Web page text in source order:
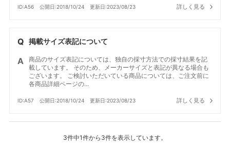
ID:A56 公開日:2018/10/24 更新日:2023/08/23 詳しく見る
掲載サイズ表記について
商品のサイズ表記については、独自の採寸方法での採寸結果を記
載しています。 そのため、メーカーサイズと表記が異なる場合も
ございます。 ご検討いただいている商品については、ご注文前に
各商品詳細ページの...
ID:A57 公開日:2018/10/24 更新日:2023/08/23 詳しく見る
3件中1件から3件を表示しています。